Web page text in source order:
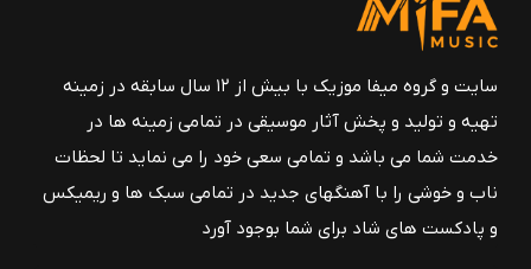
سایت و گروه میفا موزیک با بیش از ۱۲ سال سابقه در زمینه
تهیه و تولید و پخش آثار موسیقی در تمامی زمینه ها در
خدمت شما می باشد و تمامی سعی خود را می نماید تا لحظات
ناب و خوشی را با آهنگهای جدید در تمامی سبک ها و ریمیکس
و پادکست های شاد برای شما بوجود آورد